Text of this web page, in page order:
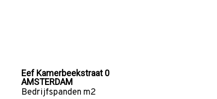
Eef Kamerbeekstraat 0
AMSTERDAM
Bedrijfspanden m2